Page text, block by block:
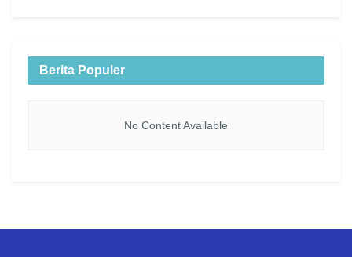
Berita Populer
No Content Available